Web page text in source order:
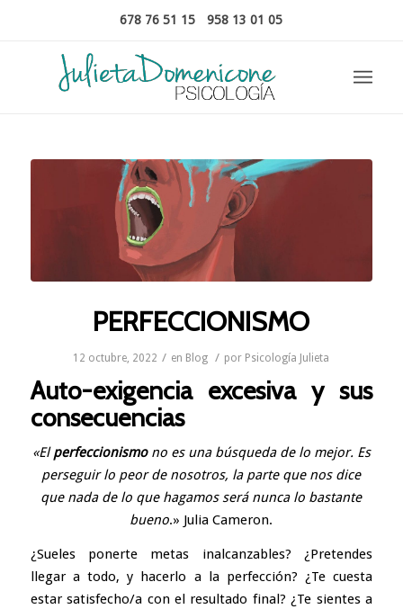
678 76 51 15 -958 13 01 05
PERFECCIONISMO
12 octubre, 2022 / en Blog / por Psicología Julieta
Auto-exigencia excesiva y sus
consecuencias
«Elperfeccionismono es una búsqueda de lo mejor. Es
perseguir lo peor de nosotros, la parte que nos dice
que nada de lo que hagamos será nunca lo bastante
bueno.» Julia Cameron.
¿Sueles ponerte metas inalcanzables? ¿Pretendes
llegar a todo, y hacerlo a la perfección? ¿Te cuesta
estar satisfecho/a con el resultado final? ¿Te sientes a